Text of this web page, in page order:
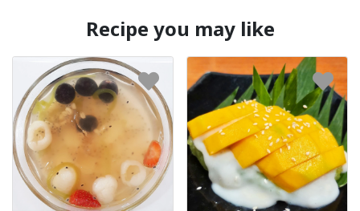
Recipe you may like